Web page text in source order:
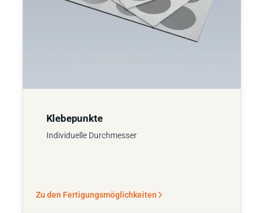
Klebepunkte
Individuelle Durchmesser
Zu den Fertigungsmöglichkeiten